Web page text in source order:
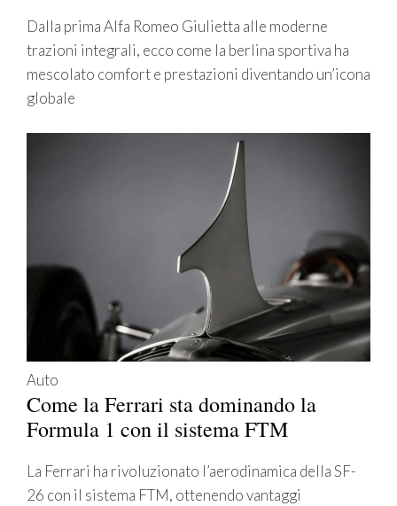
Dalla prima Alfa Romeo Giulietta alle moderne
trazioni integrali, ecco come la berlina sportiva ha
mescolato comfort e prestazioni diventando un’icona
globale
Auto
Come la Ferrari sta dominando la
Formula 1 con il sistema FTM
La Ferrari ha rivoluzionato l’aerodinamica della SF-
26 con il sistema FTM, ottenendo vantaggi